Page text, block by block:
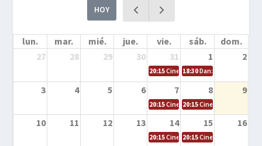
HOY
lun. mar. mié. jue. vie. sáb.
dom.
27
28 29 30 31 1 2
20:15Cine en la calle – Cómo
18:30Danza – Cita en el
3 4 5 6 7 8 9
20:15Cine en la calle – El niño y la
20:15Cine en la calle –
10 11 12 13 14 15 16
20:15Cine en la calle – Tortugas
20:15Cine en la calle –